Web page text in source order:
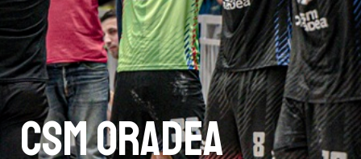
CSM Oradea